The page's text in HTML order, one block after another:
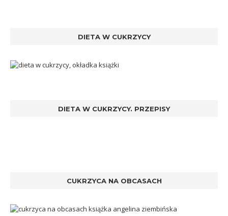
DIETA W CUKRZYCY
DIETA W CUKRZYCY. PRZEPISY
CUKRZYCA NA OBCASACH